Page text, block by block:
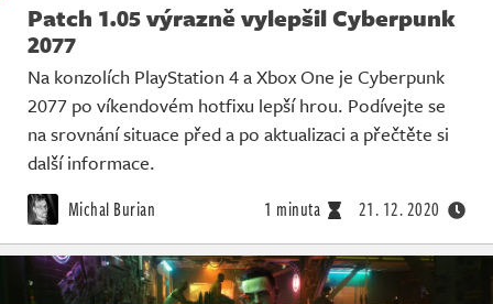
Patch 1.05 výrazně vylepšil Cyberpunk
2077
Na konzolích PlayStation 4 a Xbox One je Cyberpunk
2077 po víkendovém hotfixu lepší hrou. Podívejte se
na srovnání situace před a po aktualizaci a přečtěte si
další informace.
Michal Burian 1 minuta 21. 12. 2020